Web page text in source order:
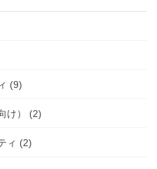
(9)
け） (2)
ィ (2)